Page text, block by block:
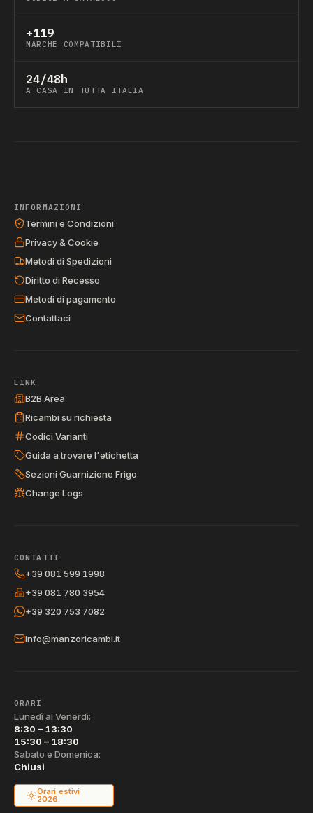
+119
MARCHE COMPATIBILI
24/48h
A CASA IN TUTTA ITALIA
INFORMAZIONI
Termini e Condizioni
Privacy & Cookie
Metodi di Spedizioni
Diritto di Recesso
Metodi di pagamento
Contattaci
LINK
B2B Area
Ricambi su richiesta
Codici Varianti
Guida a trovare l'etichetta
Sezioni Guarnizione Frigo
Change Logs
CONTATTI
+39 081 599 1998
+39 081 780 3954
+39 320 753 7082
info@manzoricambi.it
ORARI
Lunedì al Venerdì:
8:30 – 13:30
15:30 – 18:30
Sabato e Domenica:
Chiusi
Orari estivi
2026